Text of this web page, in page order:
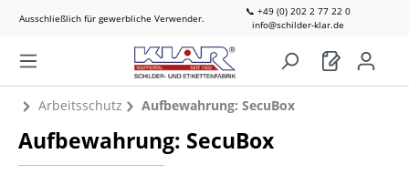
Ausschließlich für gewerbliche Verwender.
📞 +49 (0) 202 2 77 22 0
info@schilder-klar.de
Arbeitsschutz Aufbewahrung: SecuBox
Aufbewahrung: SecuBox